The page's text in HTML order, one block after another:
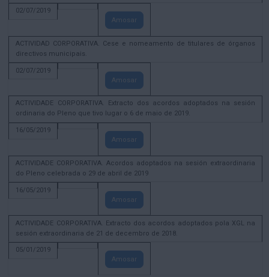
02/07/2019
Amosar
ACTIVIDAD CORPORATIVA. Cese e nomeamento de titulares de órganos
directivos municipais.
02/07/2019
Amosar
ACTIVIDADE CORPORATIVA. Extracto dos acordos adoptados na sesión
ordinaria do Pleno que tivo lugar o 6 de maio de 2019.
16/05/2019
Amosar
ACTIVIDADE CORPORATIVA. Acordos adoptados na sesión extraordinaria
do Pleno celebrada o 29 de abril de 2019
16/05/2019
Amosar
ACTIVIDADE CORPORATIVA. Extracto dos acordos adoptados pola XGL na
sesión extraordinaria de 21 de decembro de 2018.
05/01/2019
Amosar